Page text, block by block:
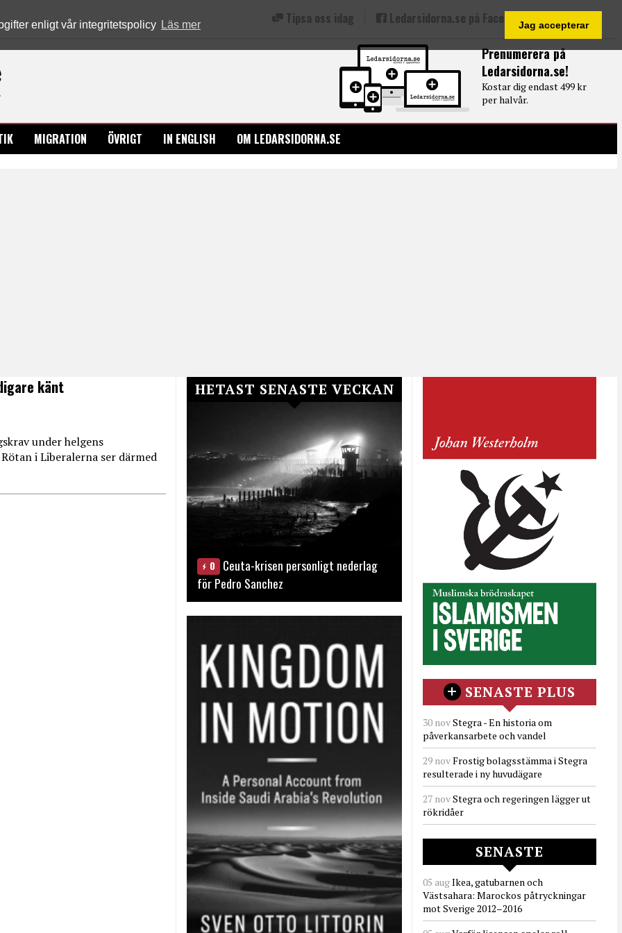
enligt vår integritetspolicy Läs mer Jag accepterar
Prenumerera på
Ledarsidorna.se!
Kostar dig endast 499 kr
per halvår.
Tipsa oss idag Ledarsidorna.se på Facebook
MIGRATION ÖVRIGT IN ENGLISH OM LEDARSIDORNA.SE
känt
under helgens
i Liberalerna ser därmed
HETAST SENASTE VECKAN
0
Ceuta-krisen personligt nederlag
för Pedro Sanchez
SENASTE PLUS
30 novStegra - En historia om
påverkansarbete och vandel
29 novFrostig bolagsstämma i Stegra
resulterade i ny huvudägare
27 novStegra och regeringen lägger ut
rökridåer
SENASTE
05 augIkea, gatubarnen och
Västsahara: Marockos påtryckningar
mot Sverige 2012–2016